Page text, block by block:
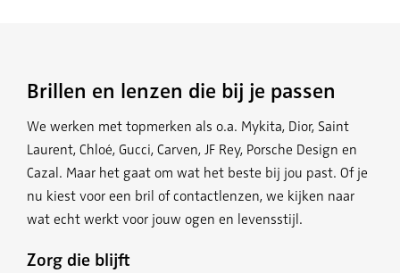
Brillen en lenzen die bij je passen
We werken met topmerken als o.a. Mykita, Dior, Saint
Laurent, Chloé, Gucci, Carven, JF Rey, Porsche Design en
Cazal. Maar het gaat om wat het beste bij jou past. Of je
nu kiest voor een bril of contactlenzen, we kijken naar
wat echt werkt voor jouw ogen en levensstijl.
Zorg die blijft